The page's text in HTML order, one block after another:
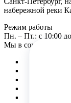
набережной реки
Режим работы
Пн. – Пт.: с 10:00
Мы в соцсетях